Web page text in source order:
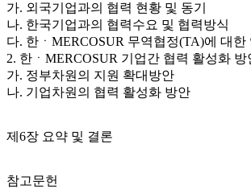
가. 외국기업과의 협력 현황 및 동기
나. 한국기업과의 협력수요 및 협력방식
다. 한ㆍMERCOSUR 무역협정(TA)에 대한
2. 한ㆍMERCOSUR 기업간 협력 활성화 방
가. 정부차원의 지원 확대방안
나. 기업차원의 협력 활성화 방안
제6장 요약 및 결론
참고문헌